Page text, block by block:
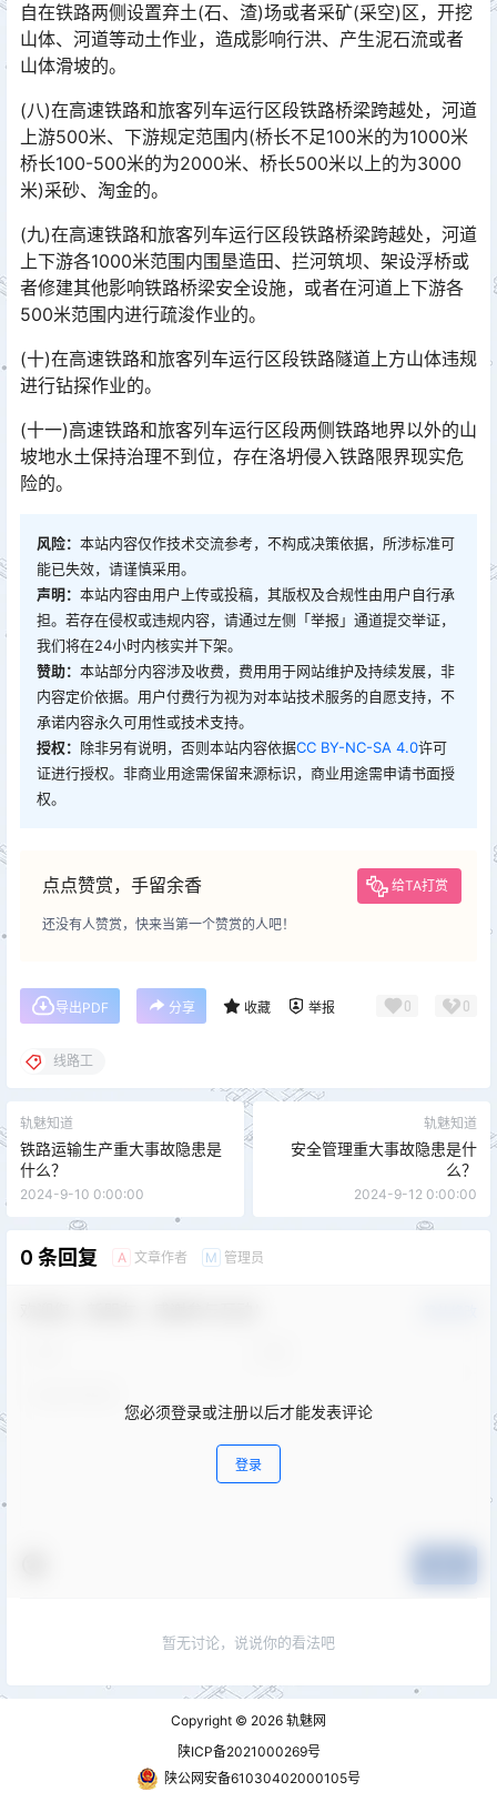
自在铁路两侧设置弃土(石、渣)场或者采矿(采空)区，开挖
山体、河道等动土作业，造成影响行洪、产生泥石流或者
山体滑坡的。󠅅󠅃󠄵󠅂󠄪󠇖󠆨󠆨󠇕󠆞󠆒󠅬󠇘󠆭󠆘󠇙󠆝󠅵󠇗󠆭󠆁󠄐󠇗󠅹󠅸󠇖󠆍󠅳󠇖󠅹󠅰󠇖󠆌󠅹
(八)在高速铁路和旅客列车运行区段铁路桥梁跨越处，河道
上游500米、下游规定范围内(桥长不足100米的为1000米
桥长100-500米的为2000米、桥长500米以上的为3000
米)采砂、淘金的。󠅅󠅃󠄵󠅂󠄪󠇖󠆨󠆨󠇕󠆞󠆒󠅬󠇘󠆭󠆘󠇙󠆝󠅵󠇗󠆭󠆁󠄐󠇗󠅹󠅸󠇖󠆍󠅳󠇖󠅹󠅰󠇖󠆌󠅹
(九)在高速铁路和旅客列车运行区段铁路桥梁跨越处，河道
上下游各1000米范围内围垦造田、拦河筑坝、架设浮桥或
者修建其他影响铁路桥梁安全设施，或者在河道上下游各
500米范围内进行疏浚作业的。󠅅󠅃󠄵󠅂󠄪󠇖󠆨󠆨󠇕󠆞󠆒󠅬󠇘󠆭󠆘󠇙󠆝󠅵󠇗󠆭󠆁󠄐󠇗󠅹󠅸󠇖󠆍󠅳󠇖󠅹󠅰󠇖󠆌󠅹
(十)在高速铁路和旅客列车运行区段铁路隧道上方山体违规
进行钻探作业的。
(十一)高速铁路和旅客列车运行区段两侧铁路地界以外的山
坡地水土保持治理不到位，存在洛坍侵入铁路限界现实危
险的。
风险： 本站内容仅作技术交流参考，不构成决策依据，所涉标准可
能已失效，请谨慎采用。
声明： 本站内容由用户上传或投稿，其版权及合规性由用户自行承
担。若存在侵权或违规内容，请通过左侧「举报」通道提交举证，
我们将在24小时内核实并下架。
赞助： 本站部分内容涉及收费，费用用于网站维护及持续发展，非
内容定价依据。用户付费行为视为对本站技术服务的自愿支持，不
承诺内容永久可用性或技术支持。
授权： 除非另有说明，否则本站内容依据CC BY-NC-SA 4.0许可
证进行授权。非商业用途需保留来源标识，商业用途需申请书面授
权。
点点赞赏，手留余香 给TA打赏
还没有人赞赏，快来当第一个赞赏的人吧！
导出PDF 分享 收藏 举报 0 0
线路工
轨魅知道
铁路运输生产重大事故隐患是
什么？
2024-9-10 0:00:00
轨魅知道
安全管理重大事故隐患是什
么？
2024-9-12 0:00:00
0 条回复 A 文章作者 M 管理员
您必须登录或注册以后才能发表评论
登录
暂无讨论，说说你的看法吧
Copyright © 2026 轨魅网
陕ICP备2021000269号
陕公网安备61030402000105号